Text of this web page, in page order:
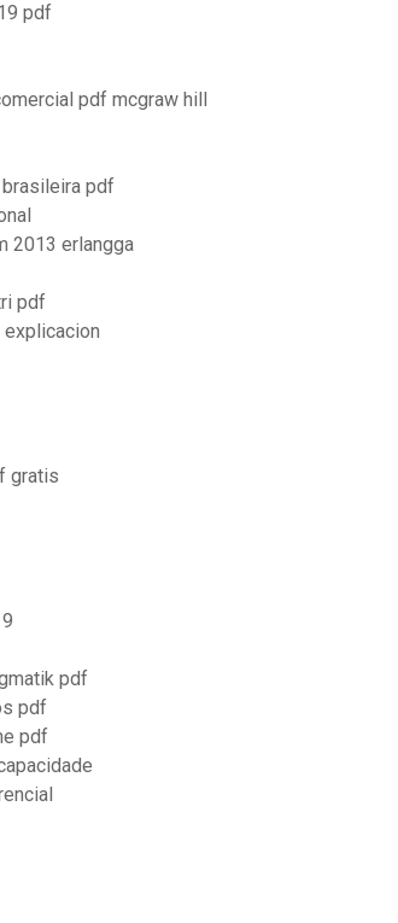
pdf
pdf mcgraw hill
pdf
2013 erlangga
pdf
gratis
pdf
pdf
pdf